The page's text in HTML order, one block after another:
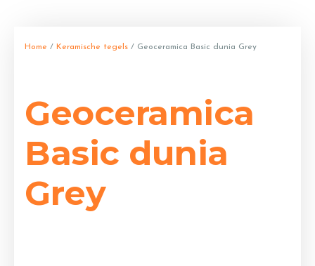
Home / Keramische tegels / Geoceramica Basic dunia Grey
Geoceramica
Basic dunia
Grey